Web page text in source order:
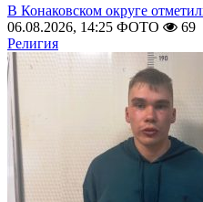
В Конаковском округе
06.08.2026, 14:25 ФОТО
69
Религия